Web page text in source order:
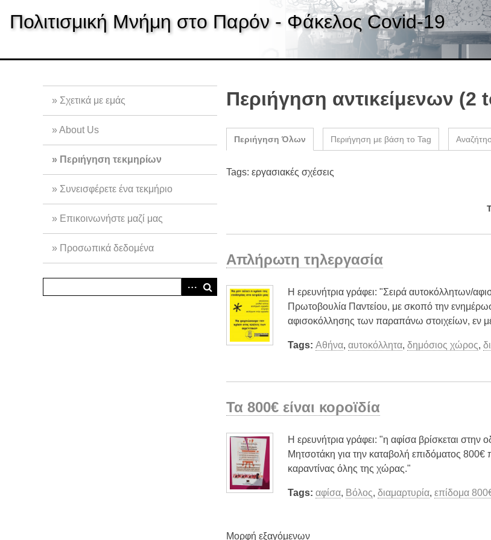
Πολιτισμική Μνήμη στο Παρόν - Φάκελος Covid-19
Σχετικά με εμάς
About Us
Περιήγηση τεκμηρίων
Συνεισφέρετε ένα τεκμήριο
Επικοινωνήστε μαζί μας
Προσωπικά δεδομένα
Περιήγηση αντικείμενων (2
Περιήγηση Όλων Περιήγηση με βάση το Tag
Tags: εργασιακές σχέσεις
Απλήρωτη τηλεργασία
Η ερευνήτρια γράφει: "Σειρά αυτοκόλλητων/
Πρωτοβουλία Παντείου, με σκοπό την
αφισοκόλλησης των παραπάνω στοιχείων, εν
Tags: Αθήνα,αυτοκόλλητα,δημόσιος χώρος,
Τα 800€ είναι κοροϊδία
H ερευνήτρια γράφει: "η αφίσα βρίσκεται
Μητσοτάκη για την καταβολή επιδόματος
καραντίνας όλης της χώρας."
Tags: αφίσα, Βόλος,διαμαρτυρία,επίδομα
Μορφή εξαγόμενων